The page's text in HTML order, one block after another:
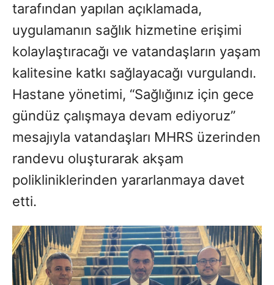
tarafından yapılan açıklamada,
uygulamanın sağlık hizmetine erişimi
kolaylaştıracağı ve vatandaşların yaşam
kalitesine katkı sağlayacağı vurgulandı.
Hastane yönetimi, “Sağlığınız için gece
gündüz çalışmaya devam ediyoruz”
mesajıyla vatandaşları MHRS üzerinden
randevu oluşturarak akşam
polikliniklerinden yararlanmaya davet
etti.